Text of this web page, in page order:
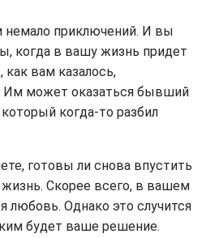
немало приключений. И вы
когда в вашу жизнь придет
вам казалось,
Им может оказаться бывший
когда-то разбил
готовы ли снова впустить
Скорее всего, в вашем
любовь. Однако это случится
будет ваше решение.